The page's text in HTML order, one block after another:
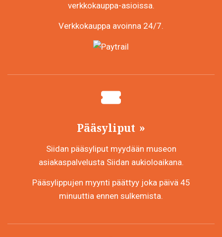
verkkokauppa-asioissa.
Verkkokauppa avoinna 24/7.
Pääsyliput
Siidan pääsyliput myydään museon
asiakaspalvelusta Siidan aukioloaikana.
Pääsylippujen myynti päättyy joka päivä 45
minuuttia ennen sulkemista.